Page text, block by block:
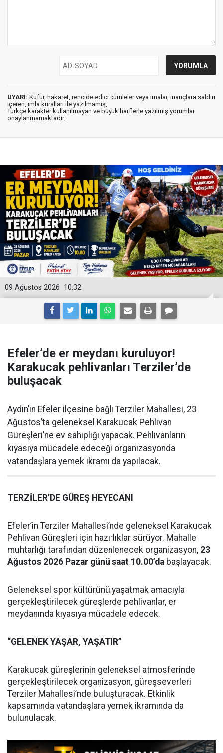
UYARI: Küfür, hakaret, rencide edici cümleler veya imalar, inançlara saldırı
içeren, imla kuralları ile yazılmamış,
Türkçe karakter kullanılmayan ve büyük harflerle yazılmış yorumlar
onaylanmamaktadır.
10:32
09 Ağustos 2026
Efeler’de er meydanı kuruluyor!
Karakucak pehlivanları Terziler’de
buluşacak
Aydın’ın Efeler ilçesine bağlı Terziler Mahallesi, 23
Ağustos’ta geleneksel Karakucak Pehlivan
Güreşleri’ne ev sahipliği yapacak. Pehlivanların
kıyasıya mücadele edeceği organizasyonda
vatandaşlara yemek ikramı da yapılacak.
TERZİLER’DE GÜREŞ HEYECANI
Efeler’in Terziler Mahallesi’nde geleneksel Karakucak
Pehlivan Güreşleri için hazırlıklar sürüyor. Mahalle
muhtarlığı tarafından düzenlenecek organizasyon, 23
Ağustos 2026 Pazar günü saat 10.00’da başlayacak.
Geleneksel spor kültürünü yaşatmak amacıyla
gerçekleştirilecek güreşlerde pehlivanlar, er
meydanında kıyasıya mücadele edecek.
“GELENEK YAŞAR, YAŞATIR”
Karakucak güreşlerinin geleneksel atmosferinde
gerçekleştirilecek organizasyon, güreşseverleri
Terziler Mahallesi’nde buluşturacak. Etkinlik
kapsamında vatandaşlara yemek ikramında da
bulunulacak.